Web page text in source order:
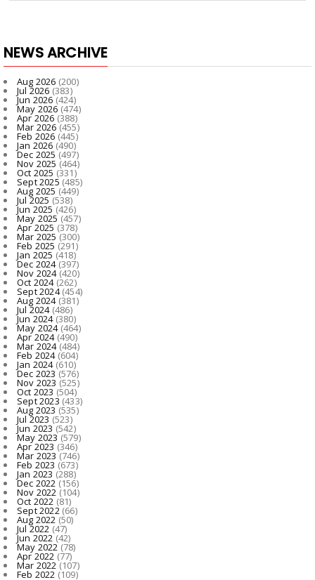
NEWS ARCHIVE
Aug 2026 (200)
Jul 2026 (383)
Jun 2026(424)
May 2026(474)
Apr 2026 (388)
Mar 2026(455)
Feb 2026 (445)
Jan 2026 (490)
Dec 2025(497)
Nov 2025 (464)
Oct 2025 (331)
Sept 2025 (485)
Aug 2025 (449)
Jul 2025 (538)
Jun 2025(426)
May 2025(457)
Apr 2025 (378)
Mar 2025 (300)
Feb 2025 (291)
Jan 2025 (418)
Dec 2024(397)
Nov 2024(420)
Oct 2024(262)
Sept 2024(454)
Aug 2024(381)
Jul 2024(486)
Jun 2024(380)
May 2024(464)
Apr 2024(490)
Mar 2024(484)
Feb 2024(604)
Jan 2024(610)
Dec 2023(576)
Nov 2023 (525)
Oct 2023 (504)
Sept 2023 (433)
Aug 2023 (535)
Jul 2023 (523)
Jun 2023(542)
May 2023(579)
Apr 2023 (346)
Mar 2023 (746)
Feb 2023 (673)
Jan 2023 (288)
Dec 2022(156)
Nov 2022 (104)
Oct 2022 (81)
Sept 2022(66)
Aug 2022 (50)
Jul 2022 (47)
Jun 2022(42)
May 2022(78)
Apr 2022 (77)
Mar 2022(107)
Feb 2022 (109)